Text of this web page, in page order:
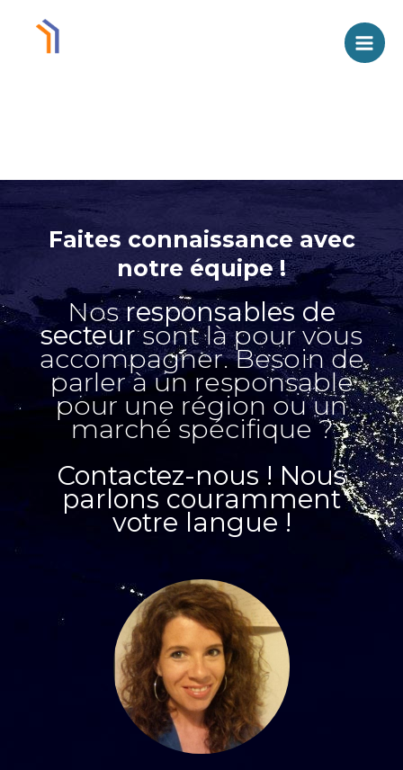
Contenu
Faites connaissance avec
notre équipe !
Nosresponsables de
secteursont là pour vous
accompagner. Besoin de
parler à un responsable
pour une région ou un
marché spécifique ?
Contactez-nous ! Nous
parlons couramment
votre langue !